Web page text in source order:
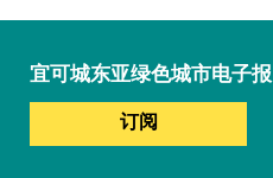
宜可城东亚绿色城市电子报
订阅